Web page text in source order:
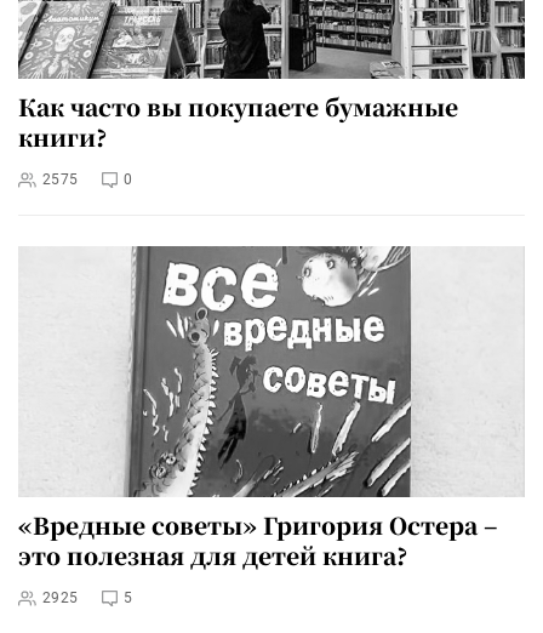
Как часто вы покупаете бумажные
книги?
2575 0
«Вредные советы» Григория Остера –
это полезная для детей книга?
2925 5